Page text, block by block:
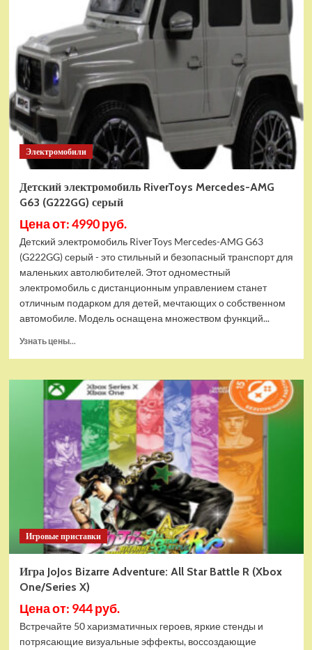
электромобиль
RiverToys
Mercedes-
Benz
G63
(Mercedes-
AMG-
G63-
K999KK-
GLANEC)
синий
глянец
Электромобили
Детский электромобиль RiverToys Mercedes-AMG
G63 (G222GG) серый
Цена от: 4990 руб.
Детский электромобиль RiverToys Mercedes-AMG G63
(G222GG) серый - это стильный и безопасный транспорт для
маленьких автолюбителей. Этот одноместный
электромобиль с дистанционным управлением станет
отличным подарком для детей, мечтающих о собственном
автомобиле. Модель оснащена множеством функций...
Узнать цены...
Детский
электромобиль
RiverToys
Mercedes-
AMG
G63
(G222GG)
серый
Игровые приставки
Игра JoJos Bizarre Adventure: All Star Battle R (Xbox
One/Series X)
Цена от: 944 руб.
Встречайте 50 харизматичных героев, яркие стенды и
потрясающие визуальные эффекты, воссоздающие